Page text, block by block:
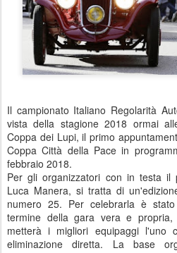
Il campionato Italiano Regolarità
vista della stagione 2018 ormai
Coppa dei Lupi, il primo
Coppa Città della Pace in
febbraio 2018.
Per gli organizzatori con in testa il
Luca Manera, si tratta di
numero 25. Per celebrarla è
termine della gara vera e
metterà i migliori equipaggi
eliminazione diretta. La base